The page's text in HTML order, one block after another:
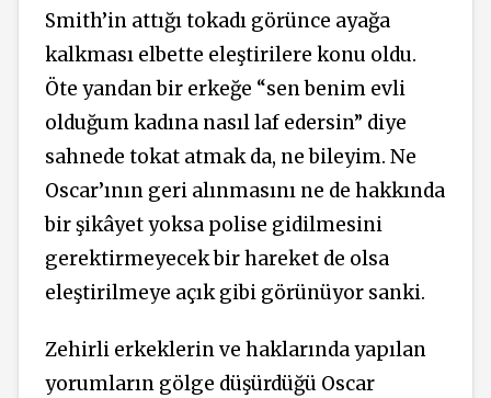
Smith’in attığı tokadı görünce ayağa
kalkması elbette eleştirilere konu oldu.
Öte yandan bir erkeğe “sen benim evli
olduğum kadına nasıl laf edersin” diye
sahnede tokat atmak da, ne bileyim. Ne
Oscar’ının geri alınmasını ne de hakkında
bir şikâyet yoksa polise gidilmesini
gerektirmeyecek bir hareket de olsa
eleştirilmeye açık gibi görünüyor sanki.
Zehirli erkeklerin ve haklarında yapılan
yorumların gölge düşürdüğü Oscar